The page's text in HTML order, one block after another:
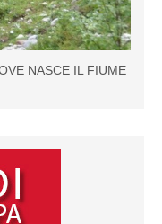
NASCE IL FIUME